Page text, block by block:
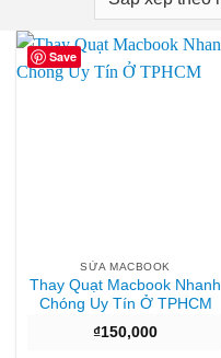
Save
SỬA MACBOOK
Thay Quạt Macbook Nhanh
Chóng Uy Tín Ở TPHCM
₫150,000